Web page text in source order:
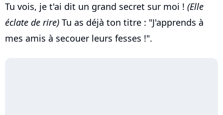
Tu vois, je t'ai dit un grand secret sur moi ! (Elle
éclate de rire) Tu as déjà ton titre : "J'apprends à
mes amis à secouer leurs fesses !".